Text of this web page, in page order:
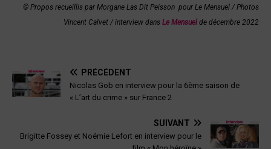
© Propos recueillis par Morgane Las Dit Peisson pour Le Mensuel / Photos
Vincent Calvet / interview dans Le Mensuel de décembre 2022
PRÉCÉDENT
Nicolas Gob en interview pour la 6ème saison de
« L’art du crime » sur France 2
SUIVANT
Brigitte Fossey et Noémie Lefort en interview pour le